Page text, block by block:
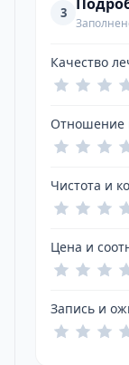
3
Качество
Отношение
Чистота и
Цена и
Запись и